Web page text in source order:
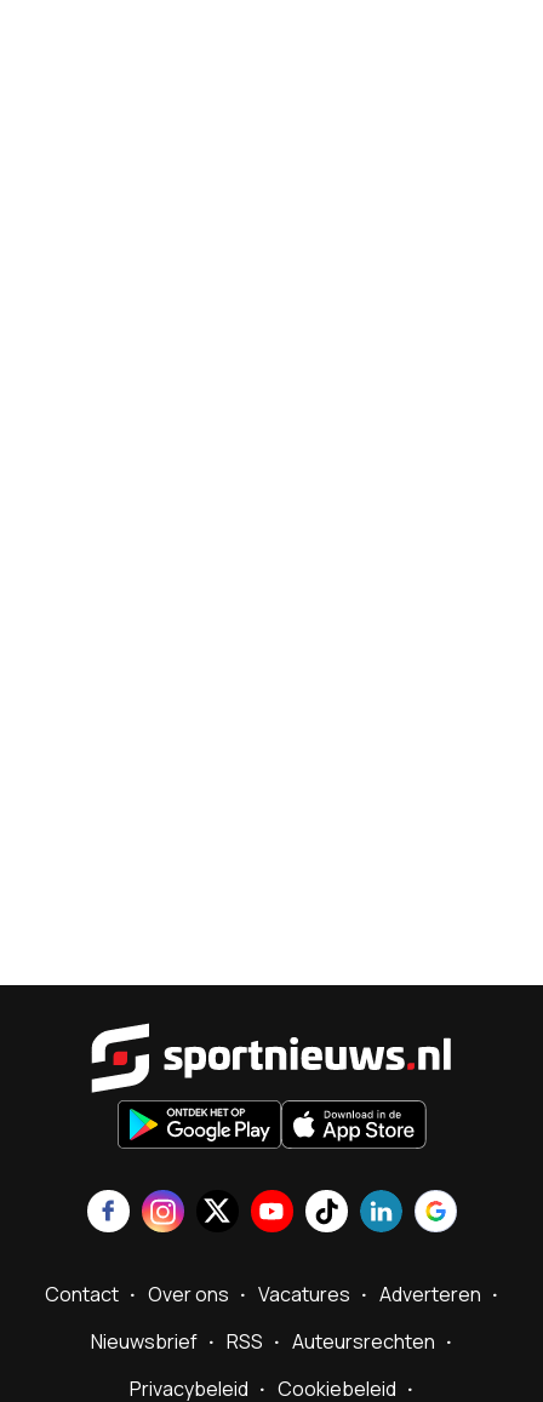
Contact Over ons Vacatures
Adverteren
Nieuwsbrief
RSS
Auteursrechten
Privacybeleid
Cookiebeleid